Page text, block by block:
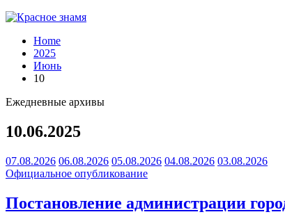
Home
2025
Июнь
10
Ежедневные архивы
10.06.2025
07.08.2026 06.08.2026 05.08.2026 04.08.2026 03.08.2026
Официальное опубликование
Постановление администрации